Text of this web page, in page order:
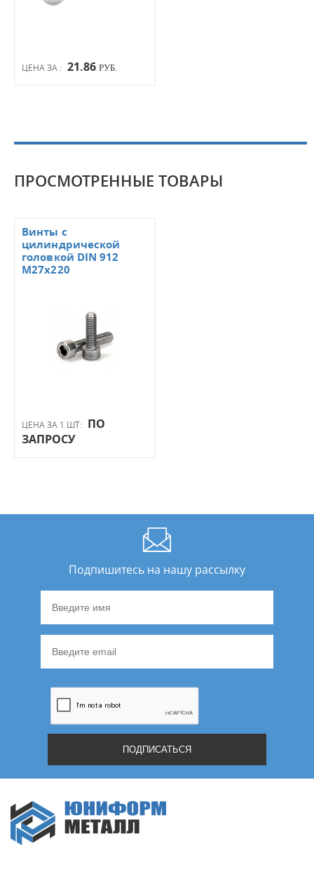
ЦЕНА ЗА : 21.86 РУБ.
ПРОСМОТРЕННЫЕ ТОВАРЫ
ЦЕНА ЗА 1 ШТ:
ПО
ЗАПРОСУ
Винты с
цилиндрической
головкой DIN 912
M27x220
Подпишитесь на нашу рассылку